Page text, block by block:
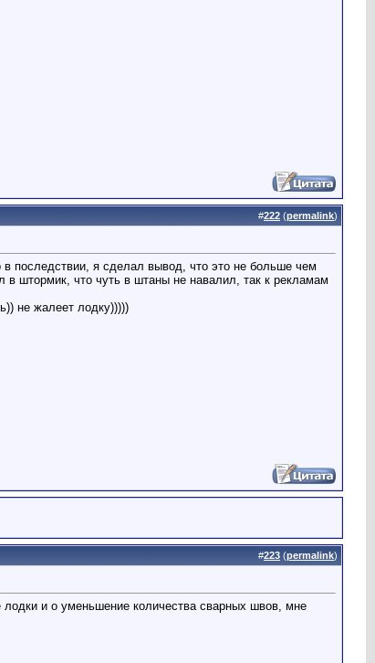
#222 (permalink)
последствии, я сделал вывод, что это не больше чем
в штормик, что чуть в штаны не навалил, так к рекламам
не жалеет лодку)))))
#223 (permalink)
и о уменьшение количества сварных швов, мне